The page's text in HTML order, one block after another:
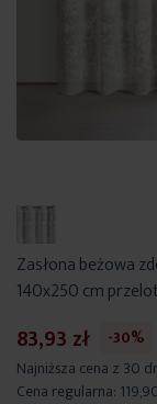
Zasłona beżowa
140x250 cm
83,93 zł
-30%
Najniższa cena z 30
Cena regularna: